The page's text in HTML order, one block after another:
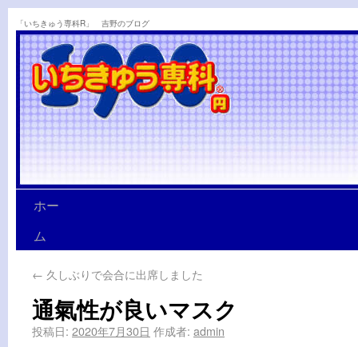
「いちきゅう専科R」 吉野のブログ
ホー
ム
← 久しぶりで会合に出席しました
通氣性が良いマスク
投稿日: 2020年7月30日 作成者: admin